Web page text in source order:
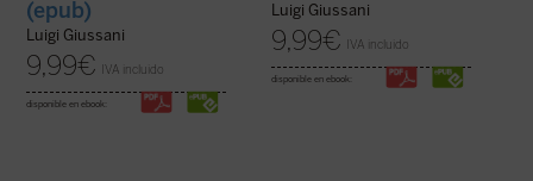
(epub)
Luigi Giussani
9,99€ IVA incluido
disponible en ebook:
Luigi Giussani
9,99€ IVA incluido
disponible en ebook: